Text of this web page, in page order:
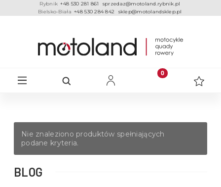
Rybnik +48 530 281 861
sprzedaz@motoland.rybnik.pl
Bielsko-Biała +48 530 284 842 sklep@motolandsklep.pl
Nie znaleziono produktów spełniających
podane kryteria.
BLOG